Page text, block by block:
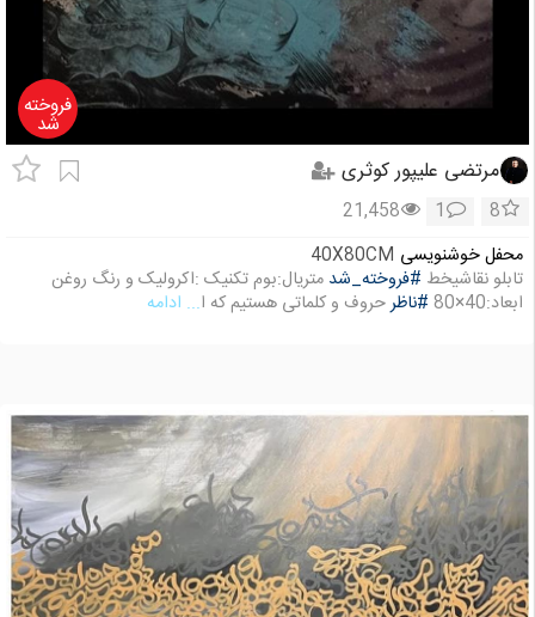
فروخته
شد
مرتضی علیپور کوثری
8
1
21,458
محفل خوشنویسی 40X80CM
تابلو نقاشیخط #فروخته_شد متریال:بوم تکنیک :اکرولیک و رنگ روغن
ابعاد:40×80
#ناظرحروف و کلماتی هستیم که ا... ادامه